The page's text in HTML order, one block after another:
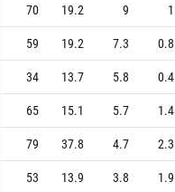
70 19.2 9 1
59 19.2 7.3 0.8
34 13.7 5.8 0.4
65 15.1 5.7 1.4
79 37.8 4.7 2.3
53 13.9 3.8 1.9